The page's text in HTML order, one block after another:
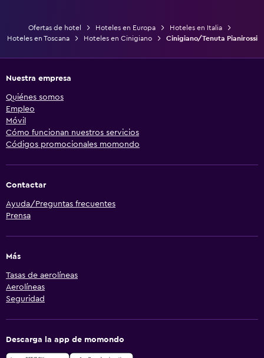
Ofertas de hotel Hoteles en Europa
Hoteles en Italia
Hoteles en Toscana
Hoteles en Cinigiano Cinigiano/Tenuta Pianirossi
Nuestra empresa
Quiénes somos
Empleo
Móvil
Cómo funcionan nuestros servicios
Códigos promocionales momondo
Contactar
Ayuda/Preguntas frecuentes
Prensa
Más
Tasas de aerolíneas
Aerolíneas
Seguridad
Descarga la app de momondo